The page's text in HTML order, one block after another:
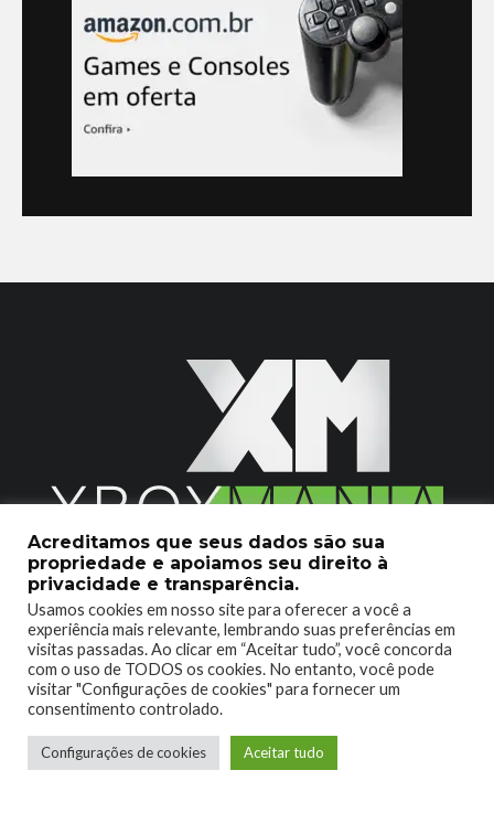
2020 © Xboxmania. Todos os Direitos Reservados.
SOBRE O XBOX MANIA CONTATO
ENCONTROU UM PROBLEMA?
Acreditamos que seus dados são sua
propriedade e apoiamos seu direito à
privacidade e transparência.
Usamos cookies em nosso site para oferecer a você a
experiência mais relevante, lembrando suas preferências em
visitas passadas. Ao clicar em “Aceitar tudo”, você concorda
com o uso de TODOS os cookies. No entanto, você pode
visitar "Configurações de cookies" para fornecer um
consentimento controlado.
Configurações de cookies Aceitar tudo